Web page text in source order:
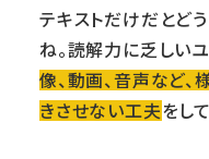
テキストだけだとど
ね。読解力に乏しい
像、動画、音声など
きさせない工夫をし